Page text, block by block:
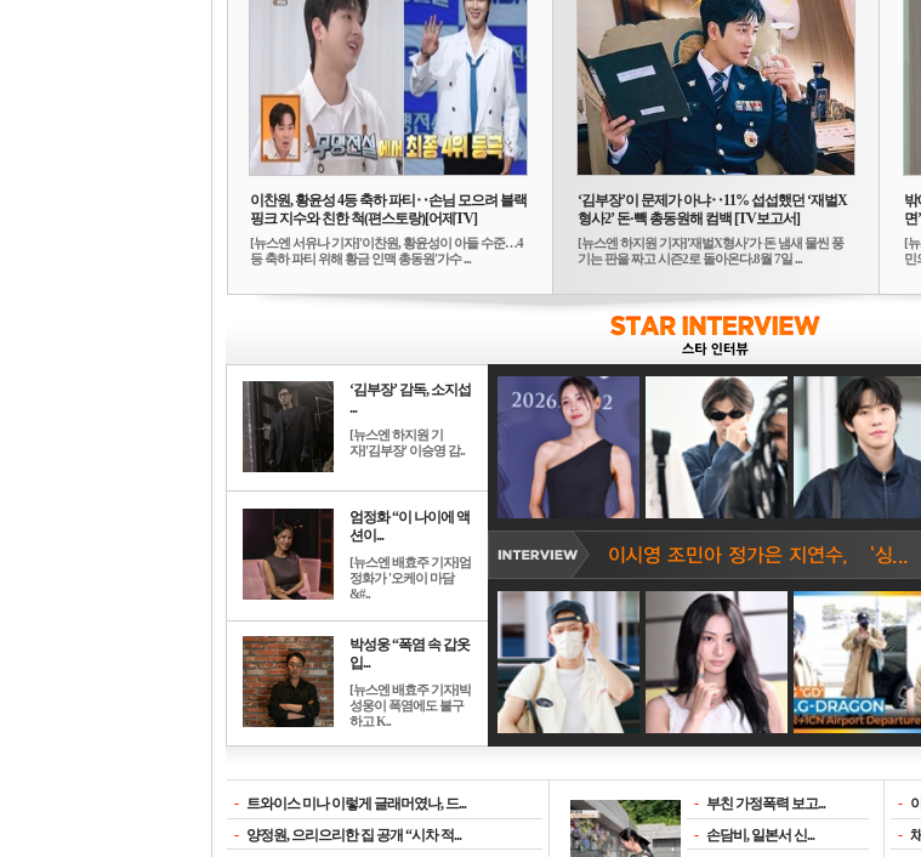
이찬원, 황윤성 4등 축하 파티‥손님 모으려 블랙
핑크 지수와 친한 척(편스토랑)[어제TV]
[뉴스엔 서유나 기자]'이찬원, 황윤성이 아들 수준…4
등 축하 파티 위해 황금 인맥 총동원'가수 ...
‘김부장’이 문제가 아냐‥11% 섭섭했던 ‘재벌X
형사2’ 돈·빽 총동원해 컴백 [TV보고서]
[뉴스엔 하지원 기자]'재벌X형사'가 돈 냄새 물씬 풍
기는 판을 짜고 시즌2로 돌아온다.8월 7일 ...
밖
면
[
민
‘김부장’ 감독, 소지섭
...
[뉴스엔 하지원 기
자]'김부장' 이승영 감..
엄정화 “이 나이에 액
션이...
[뉴스엔 배효주 기자]엄
정화가 '오케이 마담
&#..
박성웅 “폭염 속 갑옷
입...
[뉴스엔 배효주 기자]박
성웅이 폭염에도 불구
하고 K..
- 트와이스 미나 이렇게 글래머였나, 드...
- 양정원, 으리으리한 집 공개 “시차 적...
- 부친 가정폭력 보고...
- 손담비, 일본서 신...
-
-